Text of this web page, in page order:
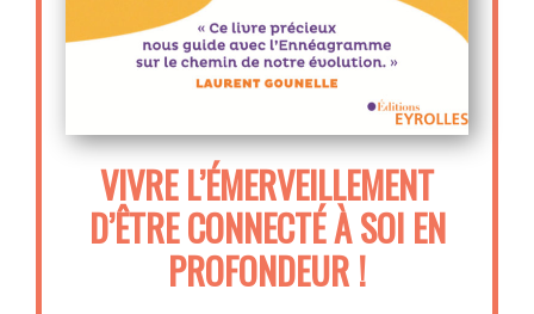
VIVRE L’ÉMERVEILLEMENT
D’ÊTRE CONNECTÉ À SOI EN
PROFONDEUR !